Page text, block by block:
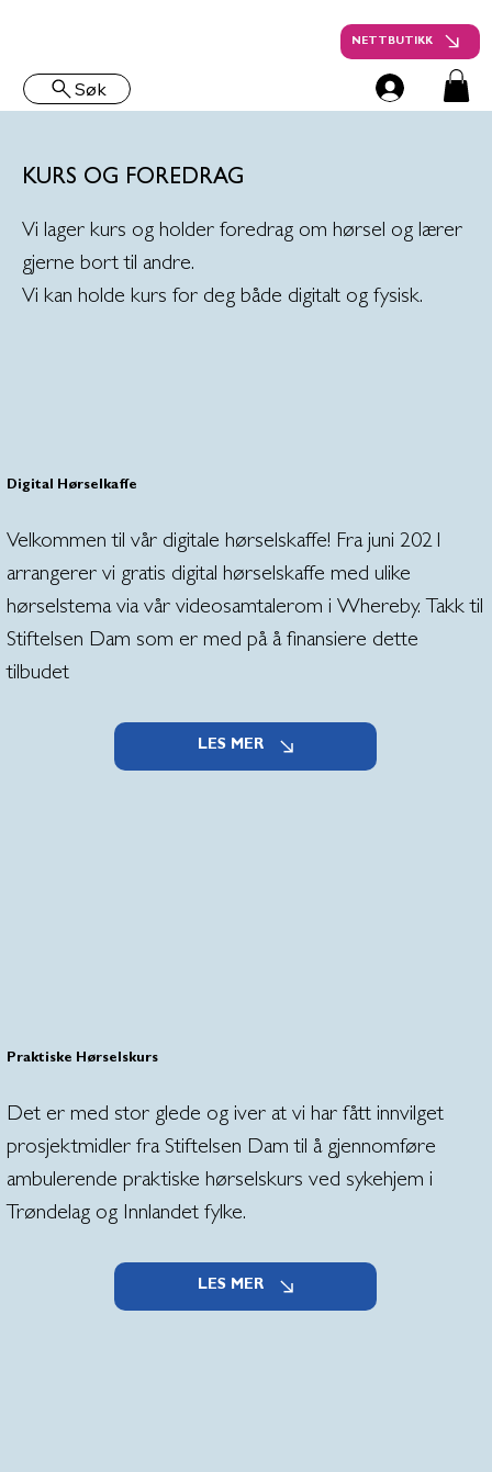
Søk
NETTBUTIKK
Digital Hørselkaffe
Velkommen til vår digitale hørselskaffe! Fra juni 2021
arrangerer vi gratis digital hørselskaffe med ulike
hørselstema via vår videosamtalerom i Whereby. Takk til
Stiftelsen Dam som er med på å finansiere dette
tilbudet
LES MER
Praktiske Hørselskurs
Det er med stor glede og iver at vi har fått innvilget
prosjektmidler fra Stiftelsen Dam til å gjennomføre
ambulerende praktiske hørselskurs ved sykehjem i
Trøndelag og Innlandet fylke.
LES MER
KURS OG FOREDRAG
Vi lager kurs og holder foredrag om hørsel og lærer
gjerne bort til andre.
Vi kan holde kurs for deg både digitalt og fysisk.